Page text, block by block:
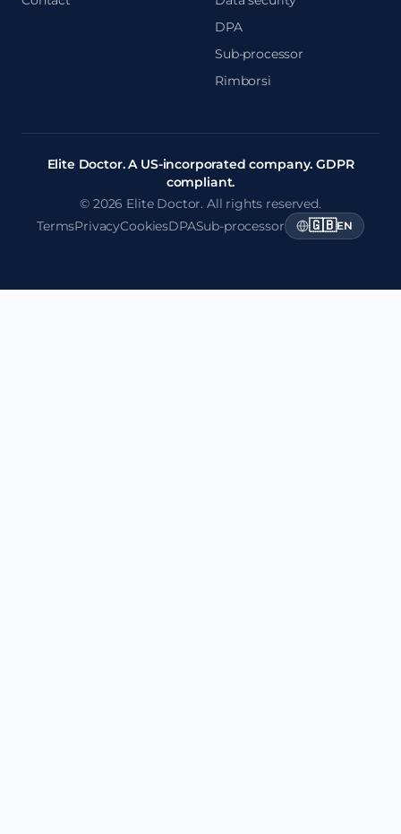
DPA
Sub-processor
Rimborsi
Elite Doctor. A US-incorporated company. GDPR
compliant.
© 2026 Elite Doctor. All rights reserved.
TermsPrivacyCookiesDPASub-processor 🇬🇧EN